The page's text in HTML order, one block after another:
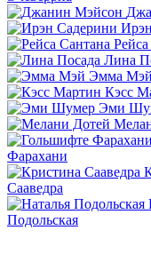
Лина
Эмма Мэй
Кэсс
Эми
Фарахани
Сааведра
Подольская